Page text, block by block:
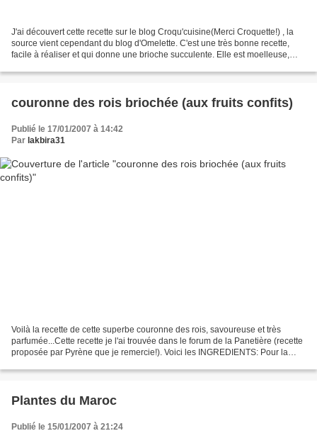
J'ai découvert cette recette sur le blog Croqu'cuisine(Merci Croquette!) , la
source vient cependant du blog d'Omelette. C'est une très bonne recette,
facile à réaliser et qui donne une brioche succulente. Elle est moelleuse,
couronne des rois briochée (aux fruits confits)
Publié le 17/01/2007 à 14:42
Par lakbira31
Voilà la recette de cette superbe couronne des rois, savoureuse et très
parfumée...Cette recette je l'ai trouvée dans le forum de la Panetière (recette
proposée par Pyrène que je remercie!). Voici les INGREDIENTS: Pour la
Plantes du Maroc
Publié le 15/01/2007 à 21:24